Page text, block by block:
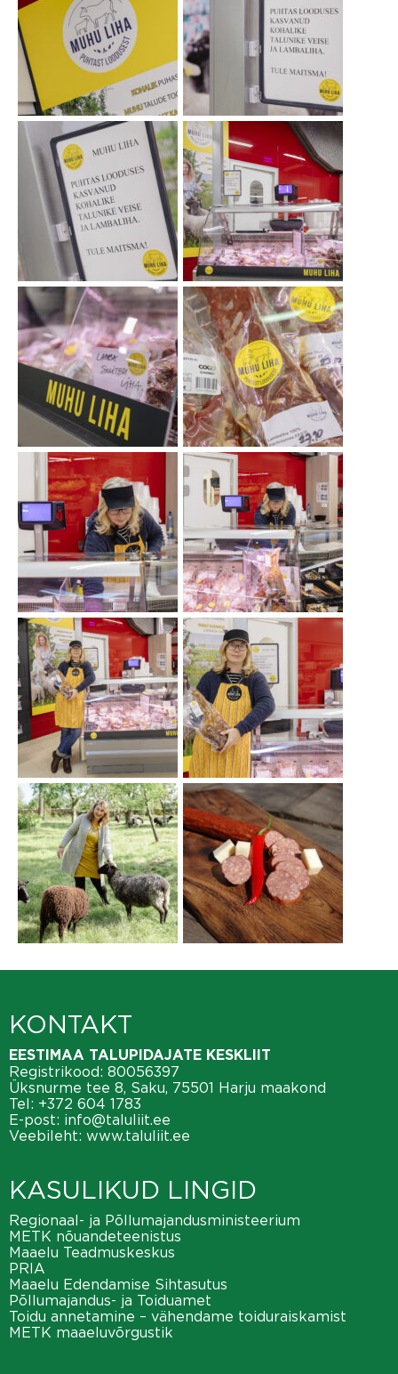
KONTAKT
EESTIMAA TALUPIDAJATE KESKLIIT
Registrikood: 80056397
Üksnurme tee 8, Saku, 75501 Harju maakond
Tel: +372 604 1783
E-post: info@taluliit.ee
Veebileht: www.taluliit.ee
KASULIKUD LINGID
Regionaal- ja Põllumajandusministeerium
METK nõuandeteenistus
Maaelu Teadmuskeskus
PRIA
Maaelu Edendamise Sihtasutus
Põllumajandus- ja Toiduamet
Toidu annetamine – vähendame toiduraiskamist
METK maaeluvõrgustik